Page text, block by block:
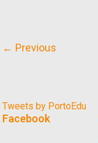
← Previous
Tweets by PortoEdu
Facebook